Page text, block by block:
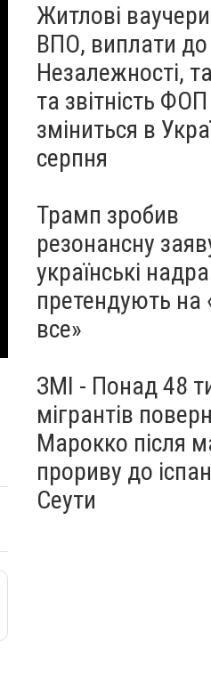
Житлові
ВПО, виплати
Незалежності,
та звітність
зміниться в
серпня
Трамп зробив
резонансну
українські
претендують
все»
ЗМІ - Понад 48
мігрантів
Марокко після
прориву до
Сеути